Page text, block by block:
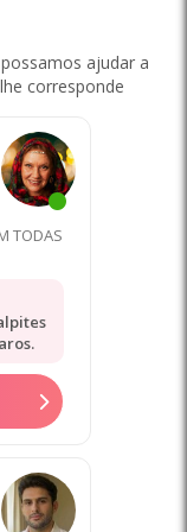
ajudar a
corresponde
TODAS